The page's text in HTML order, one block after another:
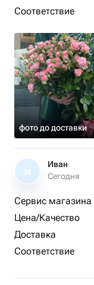
Соответствие
фото до доставки
И
Иван
Сегодня
Сервис магазина
Цена/Качество
Доставка
Соответствие